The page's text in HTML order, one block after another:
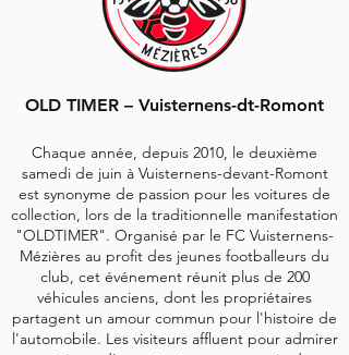
OLD TIMER – Vuisternens-dt-Romont
Chaque année, depuis 2010, le deuxième
samedi de juin à Vuisternens-devant-Romont
est synonyme de passion pour les voitures de
collection, lors de la traditionnelle manifestation
"OLDTIMER". Organisé par le FC Vuisternens-
Mézières au profit des jeunes footballeurs du
club, cet événement réunit plus de 200
véhicules anciens, dont les propriétaires
partagent un amour commun pour l'histoire de
l'automobile. Les visiteurs affluent pour admirer